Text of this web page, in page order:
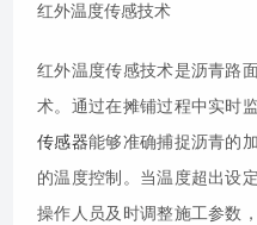
红外温度传感技术
红外温度传感技术是沥青路
术。通过在摊铺过程中实时
传感器能够准确捕捉沥青的
的温度控制。当温度超出设
操作人员及时调整施工参数